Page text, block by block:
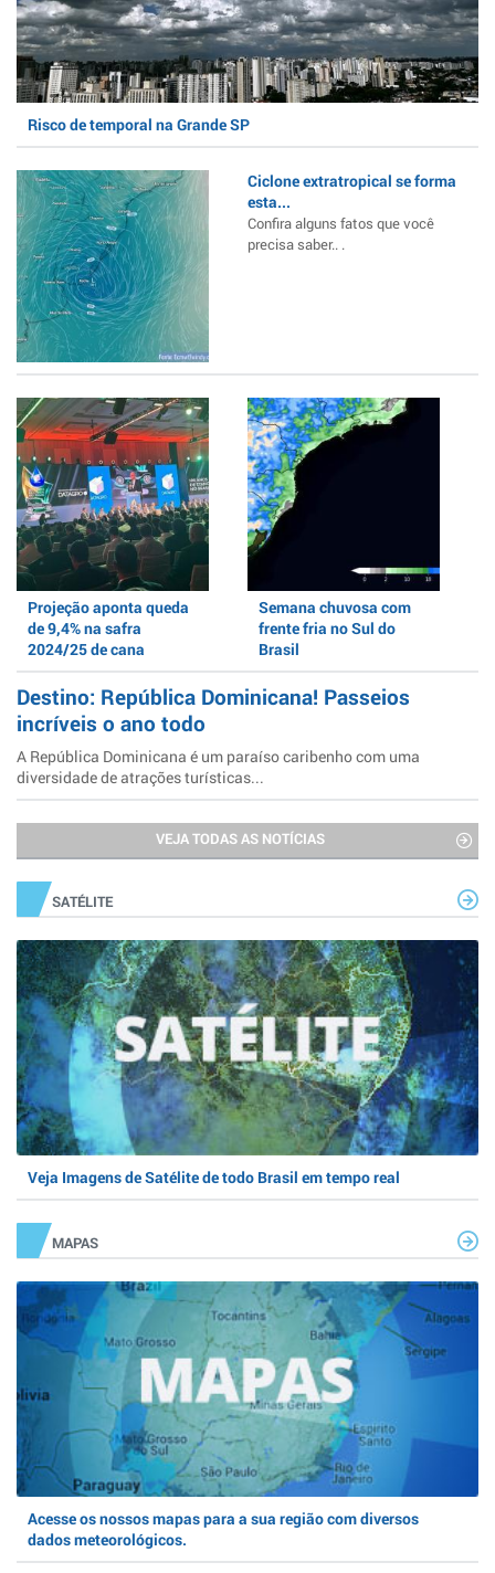
Risco de temporal na Grande SP
Ciclone extratropical se forma
esta...
Confira alguns fatos que você
precisa saber.. .
Projeção aponta queda
de 9,4% na safra
2024/25 de cana
Semana chuvosa com
frente fria no Sul do
Brasil
Destino: República Dominicana! Passeios
incríveis o ano todo
A República Dominicana é um paraíso caribenho com uma
diversidade de atrações turísticas...
VEJA TODAS AS NOTÍCIAS
SATÉLITE
Veja Imagens de Satélite de todo Brasil em tempo real
MAPAS
Acesse os nossos mapas para a sua região com diversos
dados meteorológicos.